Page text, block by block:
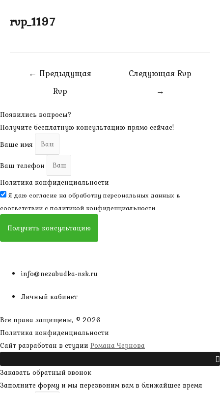
rvp_1197
Навигация
← Предыдущая
Rvp
Следующая Rvp
→
Появились вопросы?
Получите бесплатную консультацию прямо сейчас!
Ваше имя
Ваш телефон
Политика конфиденциальности
Я даю согласие на обработку персональных данных в
соответствии с политикой конфиденциальности
Получить консультацию
info@nezabudka-nsk.ru
Личный кабинет
Все права защищены, © 2026
Политика конфиденциальности
Сайт разработан в студии Романа Чернова
Заказать обратный звонок
Заполните форму и мы перезвоним вам в ближайшее время